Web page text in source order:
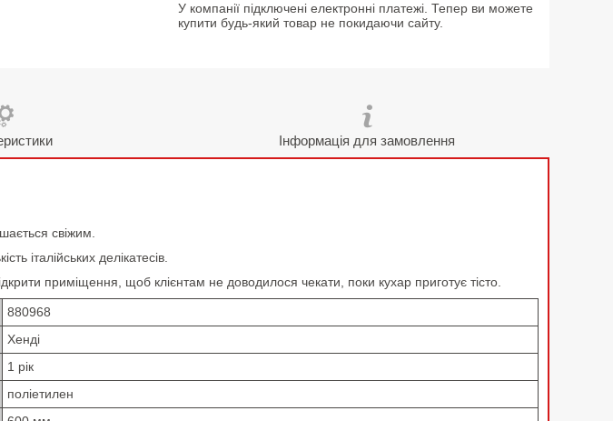
У компанії підключені електронні платежі. Тепер ви можете
купити будь-який товар не покидаючи сайту.
Інформація для замовлення
свіжим.
італійських делікатесів.
приміщення, щоб клієнтам не доводилося чекати, поки кухар приготує тісто.
880968
Хенді
1 рік
поліетилен